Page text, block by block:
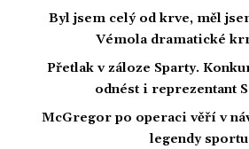
Byl jsem celý od krve, měl
Vémola dramatické
Přetlak v záloze Sparty.
odnést i reprezentant
McGregor po operaci věří v
legendy sportu